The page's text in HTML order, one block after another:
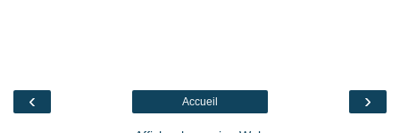
‹ ›
Accueil